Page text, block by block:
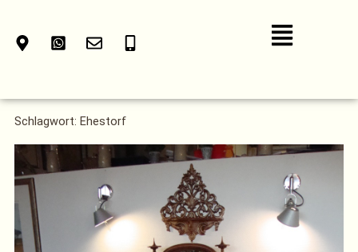
Main
Menu
Schlagwort: Ehestorf